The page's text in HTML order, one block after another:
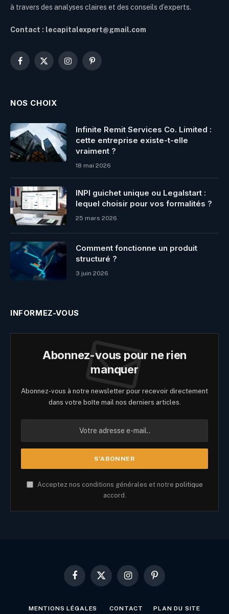
à travers des analyses claires et des conseils d’experts.
Contact : lecapitalexpert@gmail.com
Facebook
X
InstagramPinterest
NOS CHOIX
Infinite Remit Services Co. Limited :
cette entreprise existe-t-elle
vraiment ?
18 mai 2026
INPI guichet unique ou Legalstart :
lequel choisir pour vos formalités ?
25 mars 2026
Comment fonctionne un produit
structuré ?
3 juin 2026
INFORMEZ-VOUS
Abonnez-vous pour ne rien
manquer
Abonnez-vous à notre newsletter pour recevoir directement
dans votre boîte mail nos derniers articles.
Acceptez nos conditions générales et notre politique
accord.
Facebook
X
InstagramPinterest
MENTIONS LÉGALES CONTACT PLAN DU SITE